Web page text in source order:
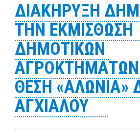
ΔΙΑΚΗΡΥΞΗ
ΤΗΝ ΕΚΜΙΣΘΩΣΗ
ΔΗΜΟΤΙΚΩΝ
ΘΕΣΗ «ΑΛΩΝΙΑ»
ΑΓΧΙΑΛΟΥ